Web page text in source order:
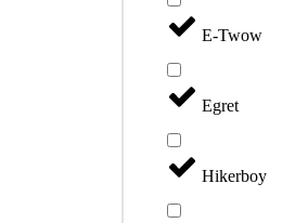
E-Twow
Egret
Hikerboy